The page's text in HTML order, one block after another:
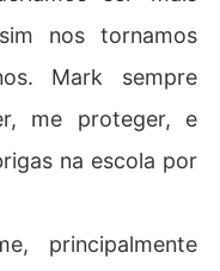
nos tornamos
Mark sempre
me proteger, e
na escola por
principalmente